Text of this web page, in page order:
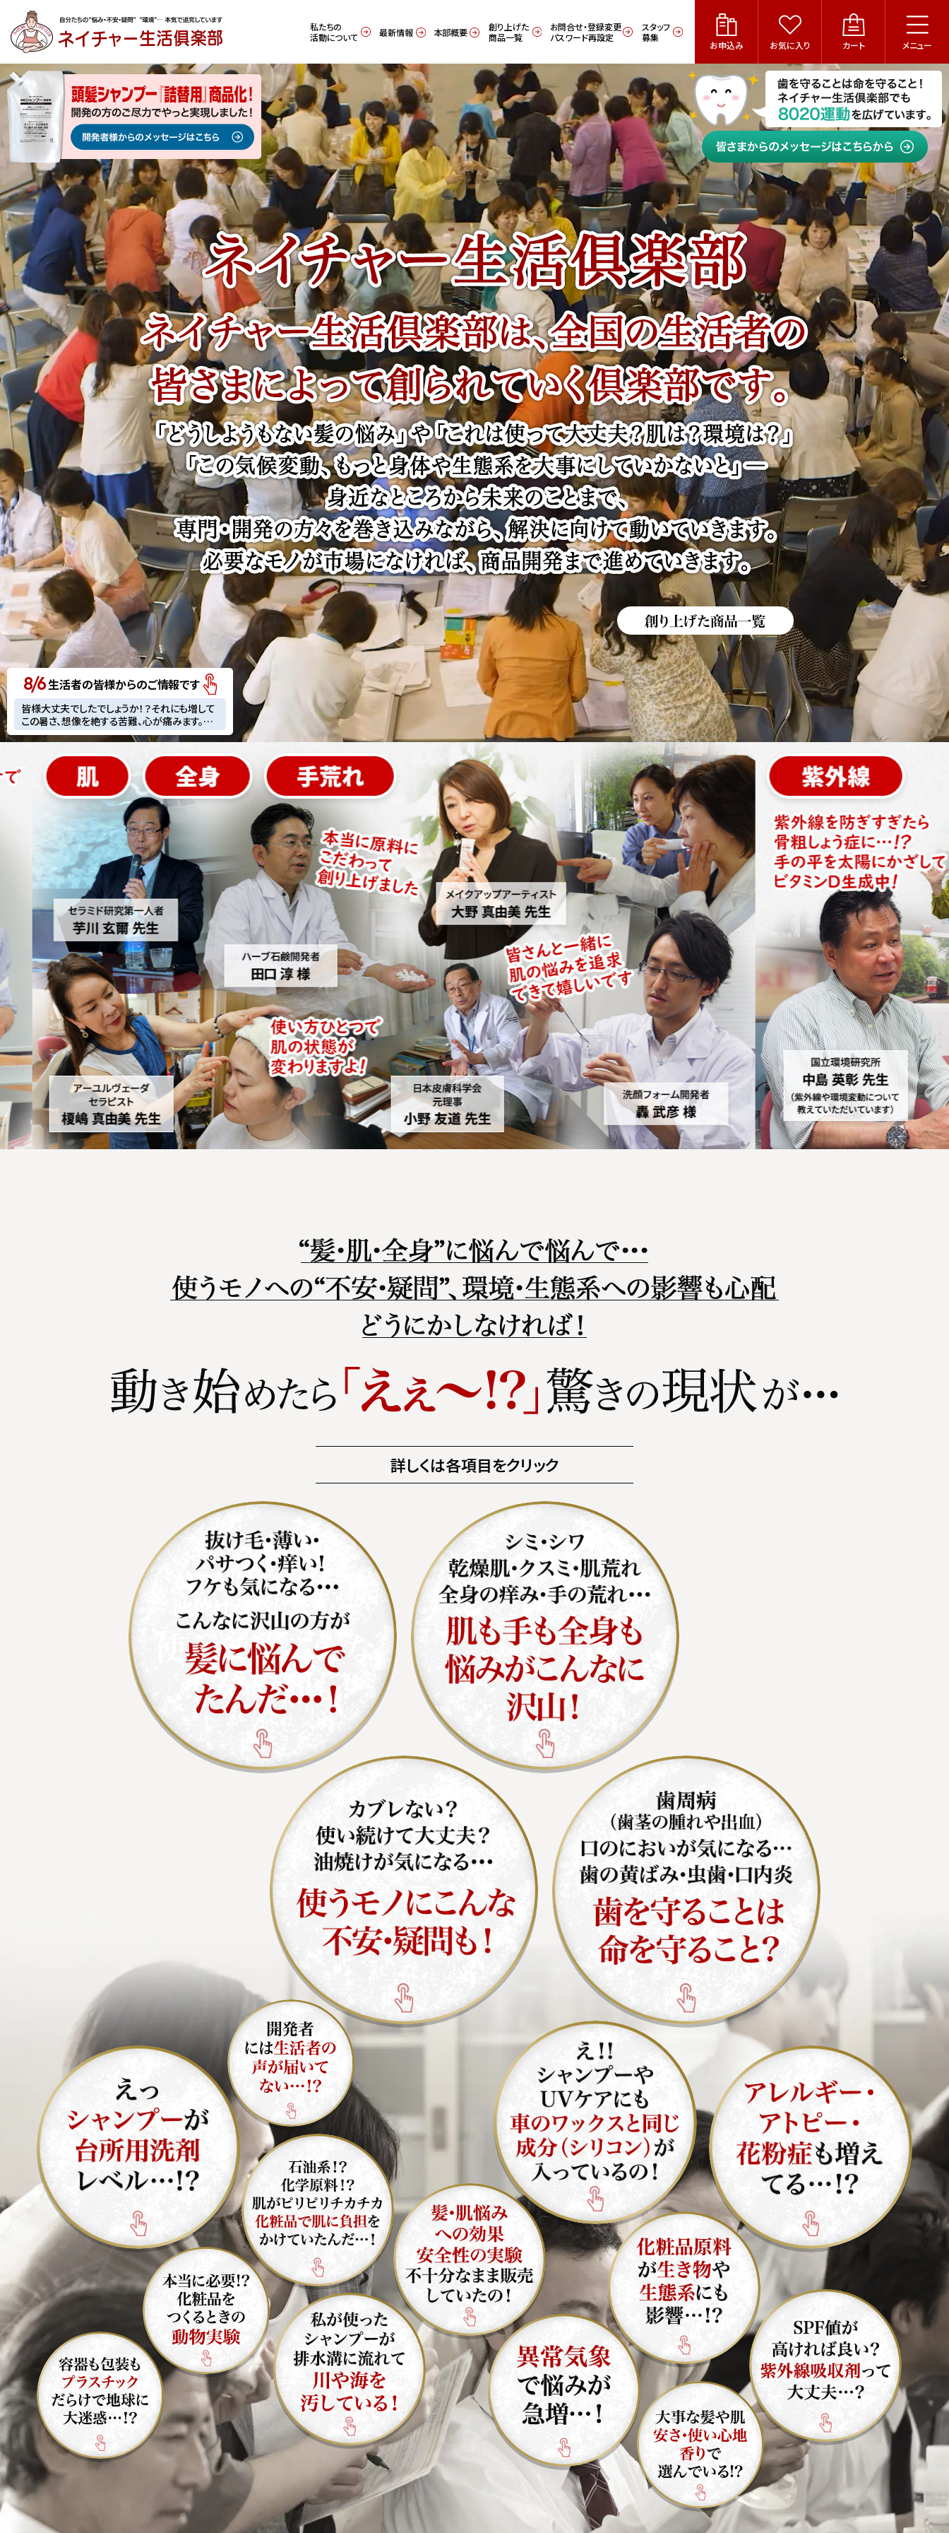
お申込み お気に入り カート メニュー
私たちの
活動について
最新情報 本部概要
創り上げた
商品一覧
お問合せ・登録変更
パスワード再設定
スタッフ
募集
8/6生活者の皆様からのご情報です
熊本での震災、心よりお見舞い申し上げます。
肌に優しいメイク落としと洗顔料を探していま
したが、たまたまネイチャー生活倶楽部の商品
に遭遇して会社のポリシーに賛同、試してみた
いと思いました。
熊本地震大変でしたね・・・スタッフの皆さまがご
無事ということで何よりです。熊本の一日も早い
復興と皆さまの平穏な日々の回復を心よりお祈
り申し上げます。
これからもネイチャーの商品を信じていますが、
ネイチャースタッフの皆様がいつも元気で活動
できることを願っています。
地震お見舞い申し上げます。
ホームページで皆様がお互いを気遣いあいな
がら活動されてる様子にとても胸が熱くなりま
した。この先時間はかかってもまた力強く立ち上
がる熊本の姿も思い1日も早い復興を願ってお
ります。
いつも安心な品質の商品などなどお届け下さ
りありがとうございます。この度は大きな地震に
見遭われました事、心よりお見舞申し上げます。
大好きな熊本が大変な事になってしまいまし
た。皆様の1日も早く穏やかな生活が戻ります事
を心よりお祈り致します。お身体大切に。
熊本地震による大変な時でしょうが、皆様身体
には十充分気を付けて過ごしてください。
皆様大丈夫でしたでしょうか！？それにも増して
この暑さ、想像を絶する苦難、心が痛みます。応
援しています！！！
熊本での震災、心よりお見舞い申し上げます。
肌に優しいメイク落としと洗顔料を探していま
したが、たまたまネイチャー生活倶楽部の商品
に遭遇して会社のポリシーに賛同、試してみた
いと思いました。
詳しくは各項目をクリック